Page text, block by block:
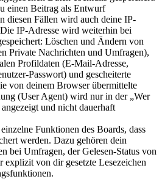
einen Beitrag als Entwurf
diesen Fällen wird auch deine IP-
IP-Adresse wird weiterhin bei
Löschen und Ändern von
Private Nachrichten und Umfragen),
Profildaten (E-Mail-Adresse,
Passwort) und gescheiterte
von deinem Browser übermittelte
(User Agent) wird nur in der „Wer
und nicht dauerhaft
Funktionen des Boards, dass
werden. Dazu gehören dein
bei Umfragen, der Gelesen-Status von
explizit von dir gesetzte Lesezeichen